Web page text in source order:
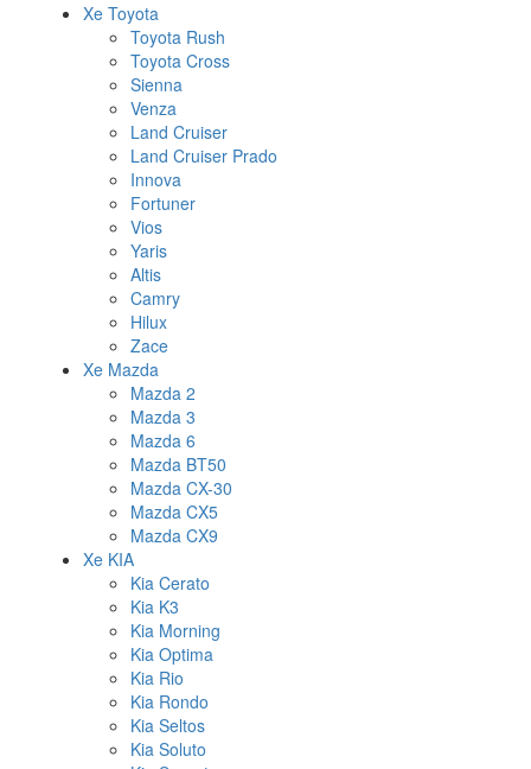
Xe Toyota
Toyota Rush
Toyota Cross
Sienna
Venza
Land Cruiser
Land Cruiser Prado
Innova
Fortuner
Vios
Yaris
Altis
Camry
Hilux
Zace
Xe Mazda
Mazda 2
Mazda 3
Mazda 6
Mazda BT50
Mazda CX-30
Mazda CX5
Mazda CX9
Xe KIA
Kia Cerato
Kia K3
Kia Morning
Kia Optima
Kia Rio
Kia Rondo
Kia Seltos
Kia Soluto